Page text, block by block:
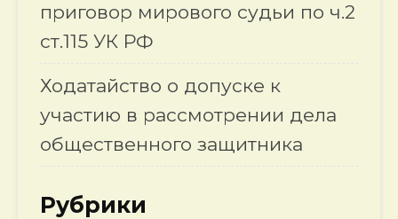
приговор мирового судьи по ч.2
ст.115 УК РФ
Ходатайство о допуске к
участию в рассмотрении дела
общественного защитника
Рубрики